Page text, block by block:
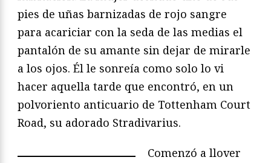
pies de uñas barnizadas de rojo sangre
para acariciar con la seda de las medias el
pantalón de su amante sin dejar de mirarle
a los ojos. Él le sonreía como solo lo vi
hacer aquella tarde que encontró, en un
polvoriento anticuario de Tottenham Court
Road, su adorado Stradivarius.
Comenzó a llover